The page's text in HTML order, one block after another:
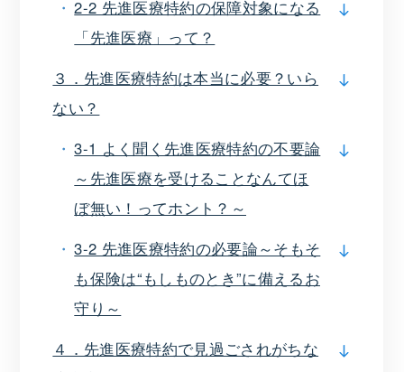
2-2 先進医療特約の保障対象になる
「先進医療」って？
３．先進医療特約は本当に必要？いら
ない？
3-1 よく聞く先進医療特約の不要論
～先進医療を受けることなんてほ
ぼ無い！ってホント？～
3-2 先進医療特約の必要論～そもそ
も保険は“もしものとき”に備えるお
守り～
４．先進医療特約で見過ごされがちな